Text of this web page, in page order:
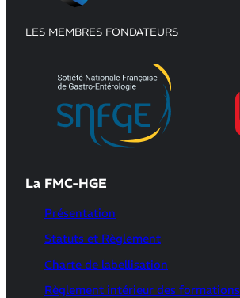
LES MEMBRES FONDATEURS
La FMC-HGE
Présentation
Statuts et Règlement
Charte de labellisation
Règlement intérieur des formations